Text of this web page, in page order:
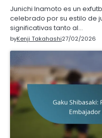
Junichi Inamoto es un
celebrado por su estilo de
significativas tanto al…
byKenji Takahashi27/02/2026